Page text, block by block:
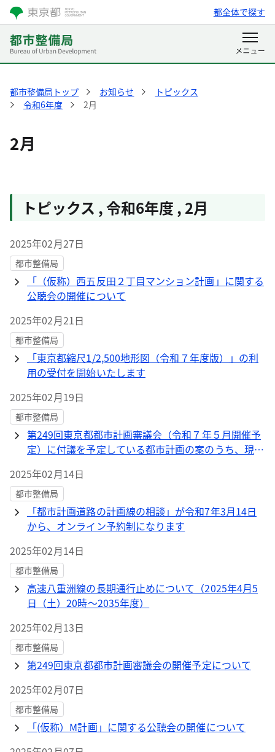
都全体で探す
都市整備局トップ お知らせ
トピックス
令和6年度
2月
2月
トピックス ,令和6年度 , 2月
2025年02月27日
都市整備局
「（仮称）西五反田２丁目マンション計画」に関する
公聴会の開催について
2025年02月21日
都市整備局
「東京都縮尺1/2,500地形図（令和７年度版）」の利
用の受付を開始いたします
2025年02月19日
都市整備局
第249回東京都都市計画審議会（令和７年５月開催予
定）に付議を予定している都市計画の案のうち、現在
2025年02月14日
都市整備局
「都市計画道路の計画線の相談」が令和7年3月14日
から、オンライン予約制になります
2025年02月14日
都市整備局
高速八重洲線の長期通行止めについて（2025年4月5
日（土）20時～2035年度）
2025年02月13日
都市整備局
第249回東京都都市計画審議会の開催予定について
2025年02月07日
都市整備局
「(仮称）M計画」に関する公聴会の開催について